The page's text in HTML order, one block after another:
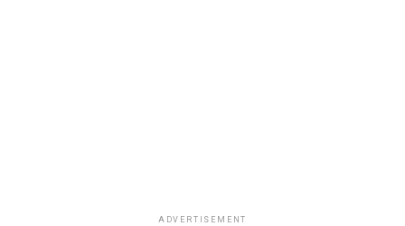
ADVERTISEMENT